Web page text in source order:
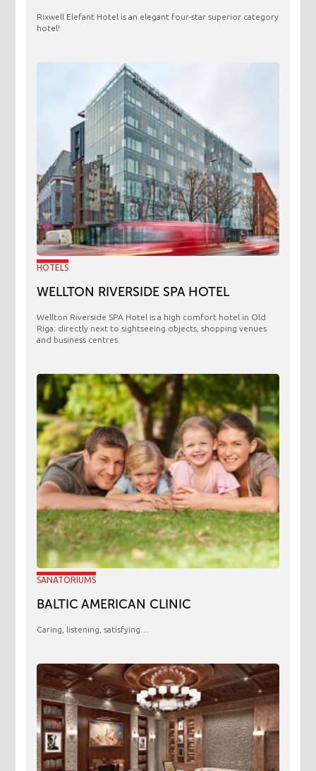
Rixwell Elefant Hotel is an elegant four-star superior category
hotel!
HOTELS
WELLTON RIVERSIDE SPA HOTEL
Wellton Riverside SPA Hotel is a high comfort hotel in Old
Riga: directly next to sightseeing objects, shopping venues
and business centres.
SANATORIUMS
BALTIC AMERICAN CLINIC
Caring, listening, satisfying…